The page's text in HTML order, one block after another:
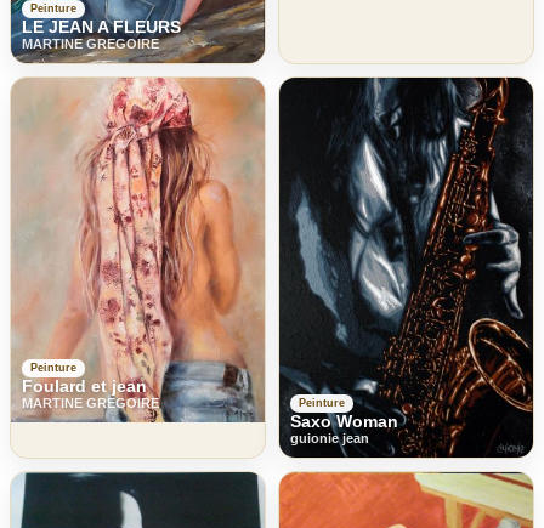
Peinture
LE JEAN A FLEURS
MARTINE GREGOIRE
Peinture
Foulard et jean
MARTINE GREGOIRE Peinture
Saxo Woman
guionie jean